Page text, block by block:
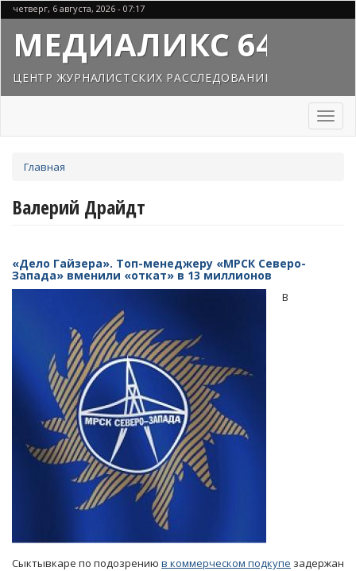
Перейти
к
основному
содержанию
четверг, 6 августа, 2026 - 07:17
МЕДИАЛИКС 64
ЦЕНТР ЖУРНАЛИСТСКИХ РАССЛЕДОВАНИЙ
Toggle
здесь
Главная
Валерий Драйдт
«Дело Гайзера». Топ-менеджеру «МРСК Северо-
Запада» вменили «откат» в 13 миллионов
В
Сыктывкаре по подозрению в коммерческом подкупе задержан